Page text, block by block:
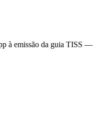
à emissão da guia TISS —